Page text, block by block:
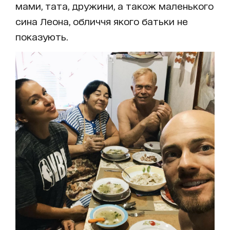
мами, тата, дружини, а також маленького
сина Леона, обличчя якого батьки не
показують.